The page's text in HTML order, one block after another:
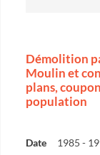
Démolition
Moulin et
plans,
population
Date 1985 -